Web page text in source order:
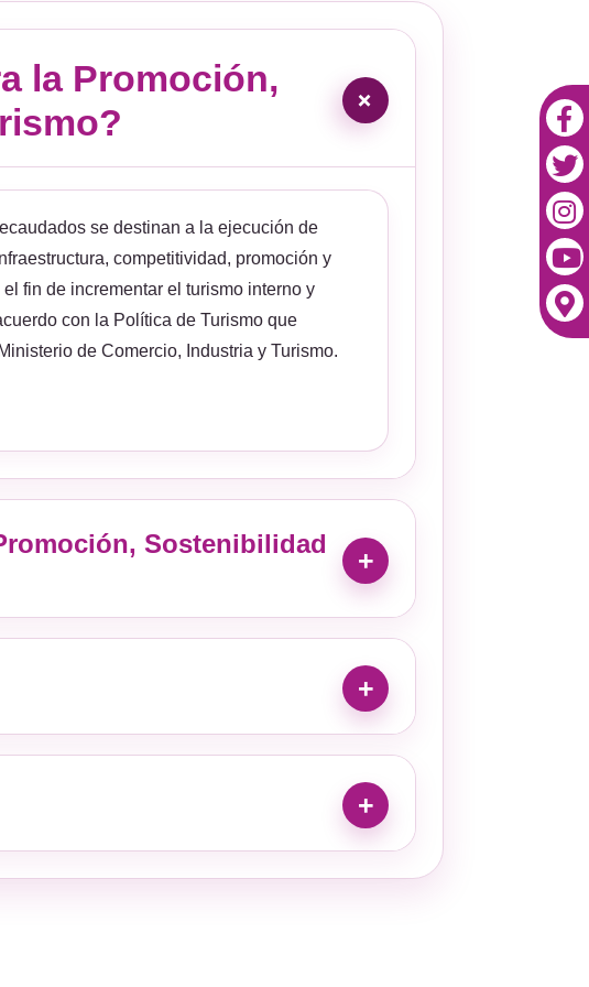
la Promoción,
+
se destinan a la ejecución de
competitividad, promoción y
fin de incrementar el turismo interno y
con la Política de Turismo que
de Comercio, Industria y Turismo.
Sostenibilidad
+
+
+